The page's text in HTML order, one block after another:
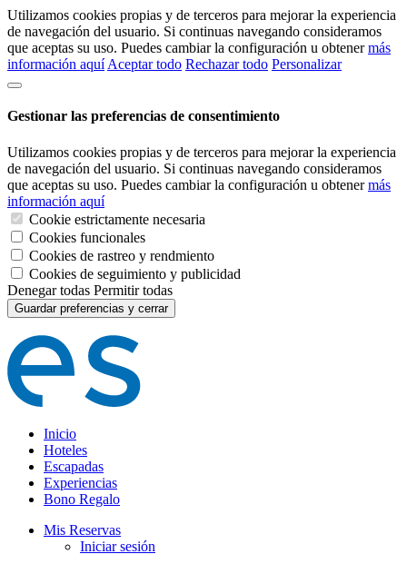
Utilizamos cookies propias y de terceros para mejorar la experiencia
de navegación del usuario. Si continuas navegando consideramos
que aceptas su uso. Puedes cambiar la configuración u obtenermás
información aquí Aceptar todo Rechazar todo Personalizar
Gestionar las preferencias de consentimiento
Utilizamos cookies propias y de terceros para mejorar la experiencia
de navegación del usuario. Si continuas navegando consideramos
que aceptas su uso. Puedes cambiar la configuración u obtenermás
información aquí
Cookie estrictamente necesaria
Cookies funcionales
Cookies de rastreo y rendmiento
Cookies de seguimiento y publicidad
Denegar todas Permitir todas
Guardar preferencias y cerrar
Inicio
Hoteles
Escapadas
Experiencias
Bono Regalo
Mis Reservas
Iniciar sesión